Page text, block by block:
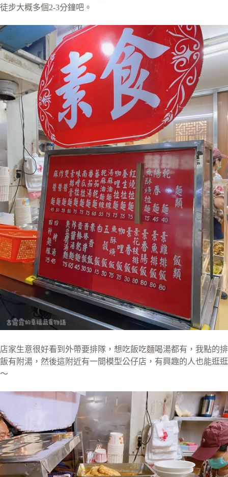
徒步大概多個2-3分鐘吧。
店家生意很好看到外帶要排隊，想吃飯吃麵喝湯都有，我點的排
飯有附湯，然後這附近有一間模型公仔店，有興趣的人也能逛逛
～